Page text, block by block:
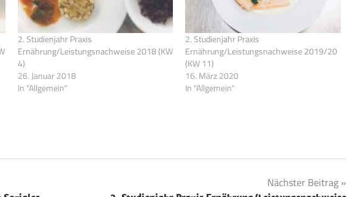
2. Studienjahr Praxis
Ernährung/Leistungsnachweise 2018 (KW
4)
26. Januar 2018
In "Allgemein"
2. Studienjahr Praxis
Ernährung/Leistungsnachweise 2019/20
(KW 11)
16. März 2020
In "Allgemein"
Nächster Beitrag